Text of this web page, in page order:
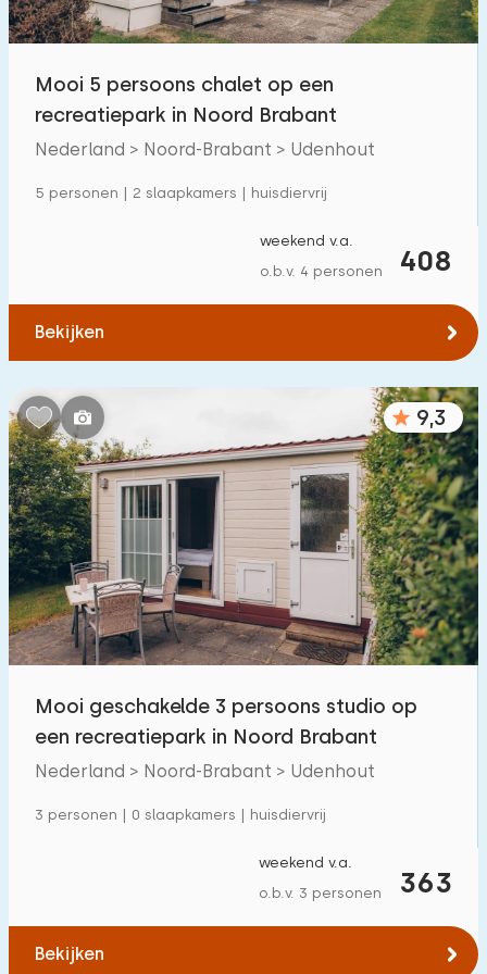
Buitenzwembad 55
Kinderanimatie
Kinderfaciliteiten op park
Toegankelijkheid
Met hulpmiddelen
Mooi 5 persoons chalet op een
recreatiepark in Noord Brabant
Nederland > Noord-Brabant > Udenhout
5 personen | 2 slaapkamers | huisdiervrij
408
weekend v.a.
o.b.v. 4 personen
Bekijken
9,3
Mooi geschakelde 3 persoons studio op
een recreatiepark in Noord Brabant
Nederland > Noord-Brabant > Udenhout
3 personen | 0 slaapkamers | huisdiervrij
363
weekend v.a.
o.b.v. 3 personen
Bekijken